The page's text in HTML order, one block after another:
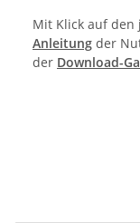
Mit Klick auf den
Anleitung der
der Download-